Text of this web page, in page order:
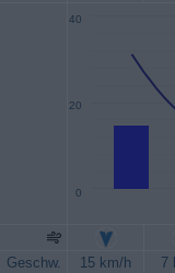
0
20
40
Geschw. 15 km/h 7